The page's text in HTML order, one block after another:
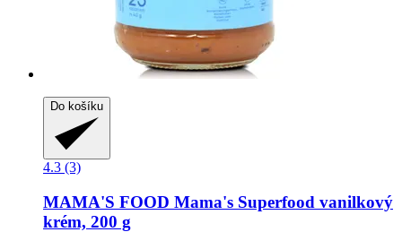
Do košíku
4.3 (3)
MAMA'S FOOD Mama's Superfood vanilkový
krém, 200 g